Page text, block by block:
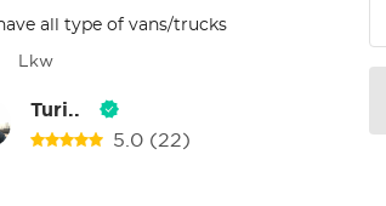
all type of vans/trucks
Lkw
Turi..
5.0 (22)